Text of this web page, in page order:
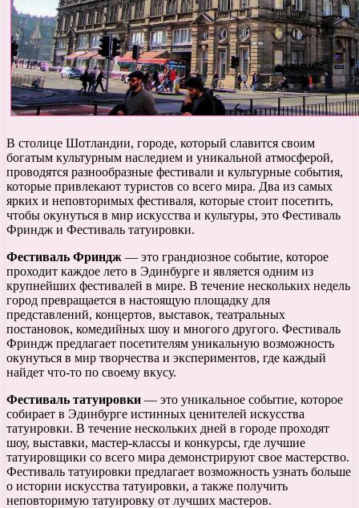
В столице Шотландии, городе, который славится своим
богатым культурным наследием и уникальной атмосферой,
проводятся разнообразные фестивали и культурные события,
которые привлекают туристов со всего мира. Два из самых
ярких и неповторимых фестиваля, которые стоит посетить,
чтобы окунуться в мир искусства и культуры, это Фестиваль
Фриндж и Фестиваль татуировки.
Фестиваль Фриндж — это грандиозное событие, которое
проходит каждое лето в Эдинбурге и является одним из
крупнейших фестивалей в мире. В течение нескольких недель
город превращается в настоящую площадку для
представлений, концертов, выставок, театральных
постановок, комедийных шоу и многого другого. Фестиваль
Фриндж предлагает посетителям уникальную возможность
окунуться в мир творчества и экспериментов, где каждый
найдет что-то по своему вкусу.
Фестиваль татуировки — это уникальное событие, которое
собирает в Эдинбурге истинных ценителей искусства
татуировки. В течение нескольких дней в городе проходят
шоу, выставки, мастер-классы и конкурсы, где лучшие
татуировщики со всего мира демонстрируют свое мастерство.
Фестиваль татуировки предлагает возможность узнать больше
о истории искусства татуировки, а также получить
неповторимую татуировку от лучших мастеров.